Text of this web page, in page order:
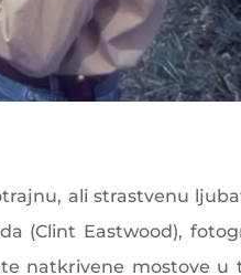
ali strastvenu
(Clint Eastwood),
natkrivene mostove u